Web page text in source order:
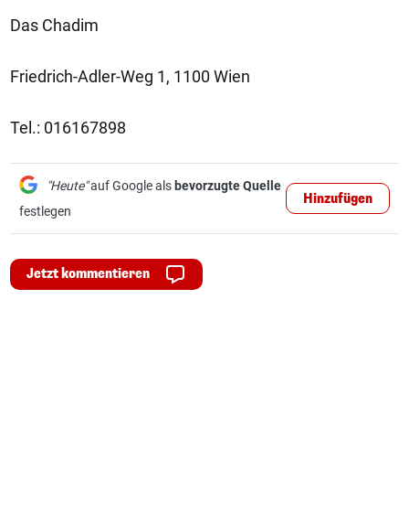
Das Chadim
Friedrich-Adler-Weg 1, 1100 Wien
Tel.: 016167898
"Heute"auf Google als bevorzugte Quelle
festlegen
Hinzufügen
Jetzt kommentieren